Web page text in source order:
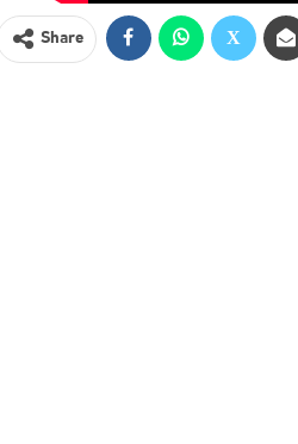
Share